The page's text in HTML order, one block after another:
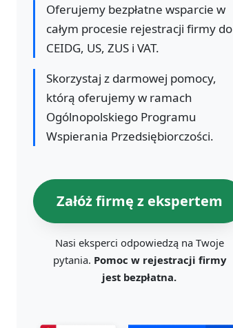
Oferujemy bezpłatne wsparcie w
całym procesie rejestracji firmy do
CEIDG, US, ZUS i VAT.
Skorzystaj z darmowej pomocy,
którą oferujemy w ramach
Ogólnopolskiego Programu
Wspierania Przedsiębiorczości.
Załóż firmę z ekspertem
Nasi eksperci odpowiedzą na Twoje
pytania. Pomoc w rejestracji firmy
jest bezpłatna.